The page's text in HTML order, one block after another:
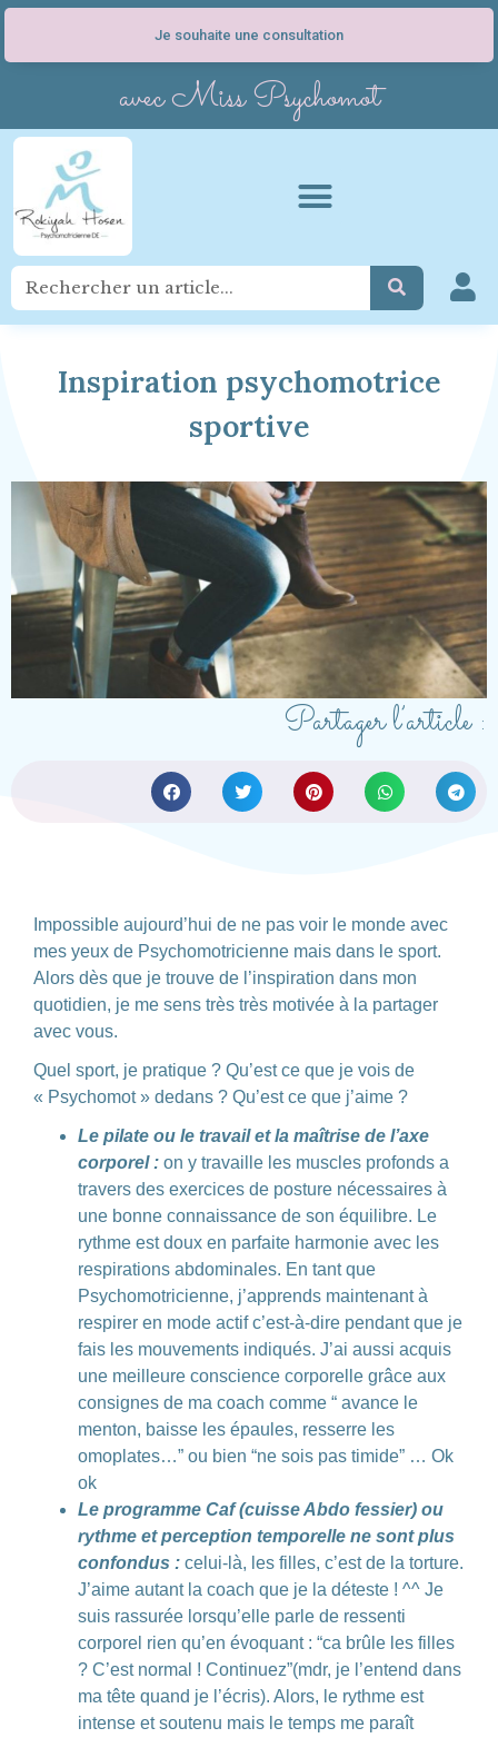
Je souhaite une consultation
avec Miss Psychomot
Inspiration psychomotrice
sportive
Partager l’article :
Impossible aujourd’hui de ne pas voir le monde avec
mes yeux de Psychomotricienne mais dans le sport.
A lors dès que je trouve de l’inspiration dans mon
quotidien, je me sens très très motivée à la partager
avec vous.
Quel sport, je pratique ? Qu’est ce que je vois de
« Psychomot » dedans ? Qu’est ce que j’aime ?
Le pilate ou le travail et la maîtrise de l’axe
corporel: on y travaille les muscles profonds a
travers des exercices de posture nécessaires à
une bonne connaissance de son équilibre. Le
rythme est doux en parfaite harmonie avec les
respirations abdominales. En tant que
Psychomotricienne, j’apprends maintenant à
respirer en mode actif c’est-à-dire pendant que je
fais les mouvements indiqués. J’ai aussi acquis
une meilleure conscience corporelle grâce aux
consignes de ma coach comme “ avance le
menton, baisse les épaules, resserre les
omoplates…” ou bien “ne sois pas timide” … Ok
ok
Le programme Caf (cuisse Abdo fessier) ou
rythme et perception temporelle ne sont plus
confondus : celui-là, les filles, c’est de la torture.
J’aime autant la coach que je la déteste ! ^^ Je
suis rassurée lorsqu’elle parle de ressenti
corporel rien qu’en évoquant : “ca brûle les filles
? C’est normal ! Continuez”(mdr, je l’entend dans
ma tête quand je l’écris). Alors, le rythme est
intense et soutenu mais le temps me paraît